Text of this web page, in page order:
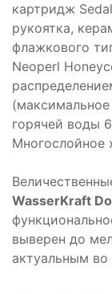
картридж
рукоятка,
флажкового
Neoperl
горячей воды
Многослойное
WasserKraft
выверен до
актуальным во